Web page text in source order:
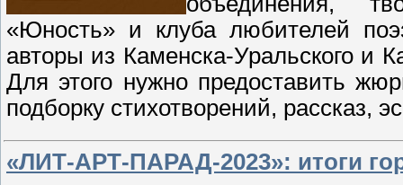
«Юность» и клуба любителей
авторы из Каменска-Уральского и
Для этого нужно предоставить
подборку стихотворений, рассказ,
«ЛИТ-АРТ-ПАРАД-2023»: итоги